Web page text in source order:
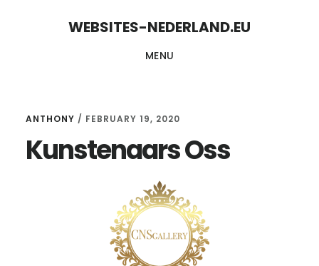
WEBSITES-NEDERLAND.EU
MENU
ANTHONY / FEBRUARY 19, 2020
Kunstenaars Oss